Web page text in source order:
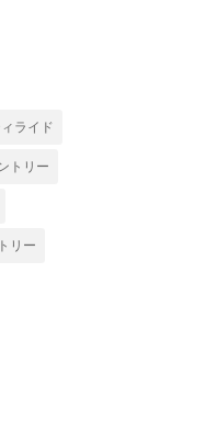
ライド
トリー
リー